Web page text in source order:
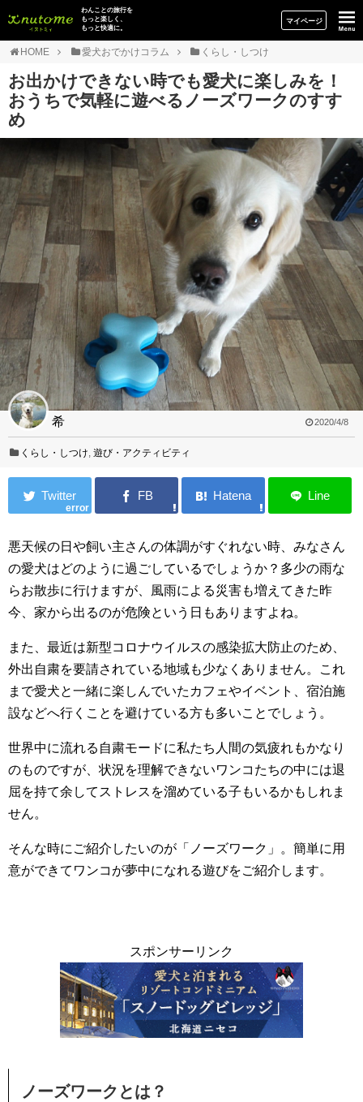
イヌトミィ
わんことの旅行を
もっと楽しく、
もっと快適に。
マイページ
HOME 愛犬おでかけコラム くらし・しつけ
お出かけできない時でも愛犬に楽しみを！
おうちで気軽に遊べるノーズワークのすす
め
希 2020/4/8
くらし・しつけ ,遊び・アクティビティ
error
悪天候の日や飼い主さんの体調がすぐれない時、みなさん
の愛犬はどのように過ごしているでしょうか？多少の雨な
らお散歩に行けますが、風雨による災害も増えてきた昨
今、家から出るのが危険という日もありますよね。
また、最近は新型コロナウイルスの感染拡大防止のため、
外出自粛を要請されている地域も少なくありません。これ
まで愛犬と一緒に楽しんでいたカフェやイベント、宿泊施
設などへ行くことを避けている方も多いことでしょう。
世界中に流れる自粛モードに私たち人間の気疲れもかなり
のものですが、状況を理解できないワンコたちの中には退
屈を持て余してストレスを溜めている子もいるかもしれま
せん。
そんな時にご紹介したいのが「ノーズワーク」。簡単に用
意ができてワンコが夢中になれる遊びをご紹介します。
スポンサーリンク
ノーズワークとは？